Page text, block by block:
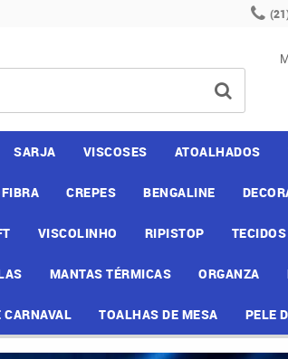
SARJA VISCOSES ATOALHADOS
CREPES BENGALINE
VISCOLINHO RIPISTOP
MANTAS TÉRMICAS ORGANZA
CARNAVAL TOALHAS DE MESA PELE